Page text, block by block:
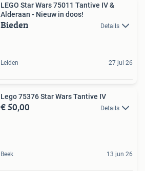
LEGO Star Wars 75011 Tantive IV &
Alderaan - Nieuw in doos!
Bieden Details
Leiden 27 jul 26
Lego 75376 Star Wars Tantive IV
€ 50,00 Details
Beek 13 jun 26